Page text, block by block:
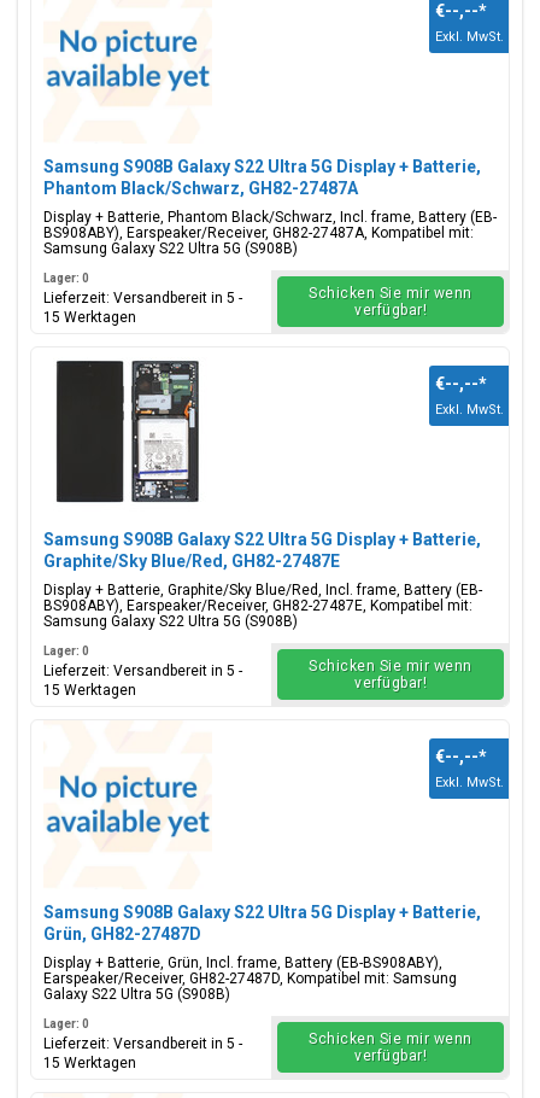
Model(le)
Samsung Galaxy S22 Ultra 5G
Modellcode(s)
Farbe(n)
Phantom Black, White,
Burgundy, Green, Graphite, Red,
Batterieabdeckung, Batterien, USB-C-Stecker,
Sim-/Speicherkarten und Klebebandabkleber. Suchst du ein
anderes Modell? Sehen Sie sich alle
verfügbaren Samsung-
Samsung S908B Galaxy S22 Ultra 5G Display + Batterie,
Phantom Black/Schwarz, GH82-27487A
Display + Batterie, Phantom Black/Schwarz, Incl. frame, Battery (EB-
BS908ABY), Earspeaker/Receiver, GH82-27487A, Kompatibel mit:
Samsung Galaxy S22 Ultra 5G (S908B)
€--,--*
Exkl. MwSt.
Lager: 0
Lieferzeit: Versandbereit in 5 -
15 Werktagen
Schicken Sie mir wenn
verfügbar!
Samsung S908B Galaxy S22 Ultra 5G Display + Batterie,
Graphite/Sky Blue/Red, GH82-27487E
Display + Batterie, Graphite/Sky Blue/Red, Incl. frame, Battery (EB-
BS908ABY), Earspeaker/Receiver, GH82-27487E, Kompatibel mit:
Samsung Galaxy S22 Ultra 5G (S908B)
€--,--*
Exkl. MwSt.
Lager: 0
Lieferzeit: Versandbereit in 5 -
15 Werktagen
Schicken Sie mir wenn
verfügbar!
Samsung S908B Galaxy S22 Ultra 5G Display + Batterie,
Grün, GH82-27487D
Display + Batterie, Grün, Incl. frame, Battery (EB-BS908ABY),
Earspeaker/Receiver, GH82-27487D, Kompatibel mit: Samsung
Galaxy S22 Ultra 5G (S908B)
€--,--*
Exkl. MwSt.
Lager: 0
Lieferzeit: Versandbereit in 5 -
15 Werktagen
Schicken Sie mir wenn
verfügbar!